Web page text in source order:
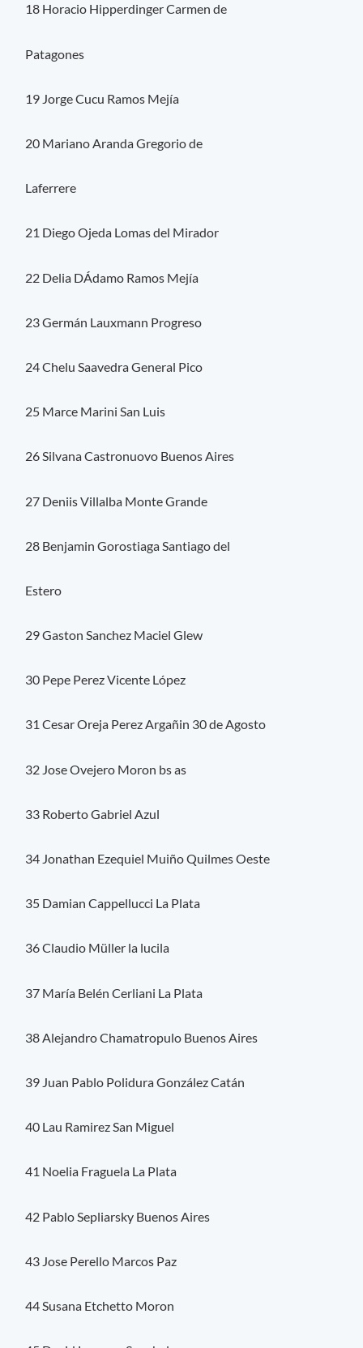
18 Horacio Hipperdinger Carmen de
Patagones
19 Jorge Cucu Ramos Mejía
20 Mariano Aranda Gregorio de
Laferrere
21 Diego Ojeda Lomas del Mirador
22 Delia DÁdamo Ramos Mejía
23 Germán Lauxmann Progreso
24 Chelu Saavedra General Pico
25 Marce Marini San Luis
26 Silvana Castronuovo Buenos Aires
27 Deniis Villalba Monte Grande
28 Benjamin Gorostiaga Santiago del
Estero
29 Gaston Sanchez Maciel Glew
30 Pepe Perez Vicente López
31 Cesar Oreja Perez Argañin 30 de Agosto
32 Jose Ovejero Moron bs as
33 Roberto Gabriel Azul
34 Jonathan Ezequiel Muiño Quilmes Oeste
35 Damian Cappellucci La Plata
36 Claudio Müller la lucila
37 María Belén Cerliani La Plata
38 Alejandro Chamatropulo Buenos Aires
39 Juan Pablo Polidura González Catán
40 Lau Ramirez San Miguel
41 Noelia Fraguela La Plata
42 Pablo Sepliarsky Buenos Aires
43 Jose Perello Marcos Paz
44 Susana Etchetto Moron